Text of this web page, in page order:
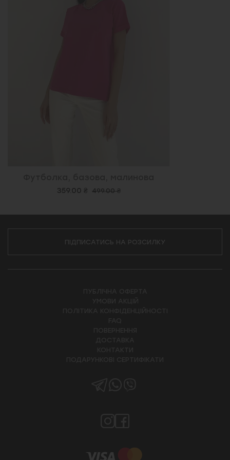
359.00 ₴ 499.00 ₴
ПІДПИСАТИСЬ НА РОЗСИЛКУ